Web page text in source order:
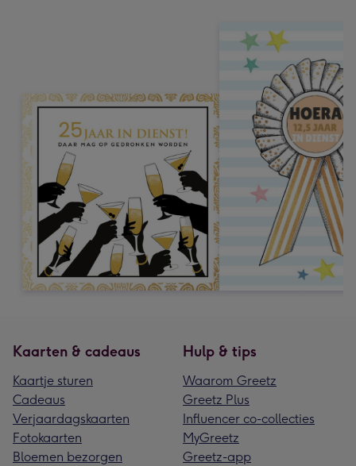
Kaarten & cadeaus
Kaartje sturen
Cadeaus
Verjaardagskaarten
Fotokaarten
Bloemen bezorgen
Hulp & tips
Waarom Greetz
Greetz Plus
Influencer co-collecties
MyGreetz
Greetz-app